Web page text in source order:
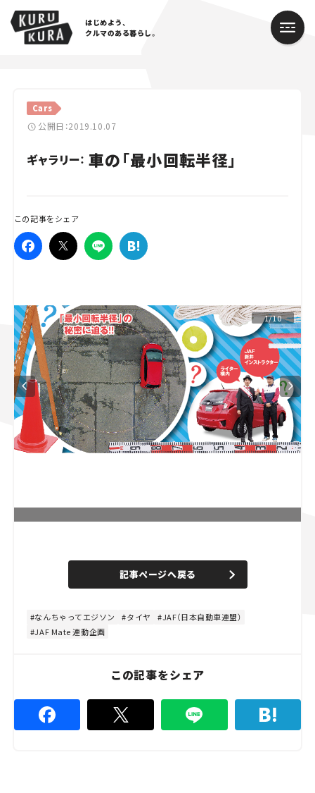
はじめよう、
クルマのある暮らし。
Cars
公開日：2019.10.07
ギャラリー： 車の「最小回転半径」
この記事をシェア
1/10
n
e
d
8
記事ページへ戻る
なんちゃってエジソン タイヤ
JAF（日本自動車連盟）
JAF Mate 連動企画
この記事をシェア
Cars
Lifestyle
Special
Series
人気のハッシュタグ
スズキ ジムニー｜Suzuki Jimny
スズキ｜Suzuki
マツダ｜Mazda
マツダ ロードスター｜Mazda Roadster